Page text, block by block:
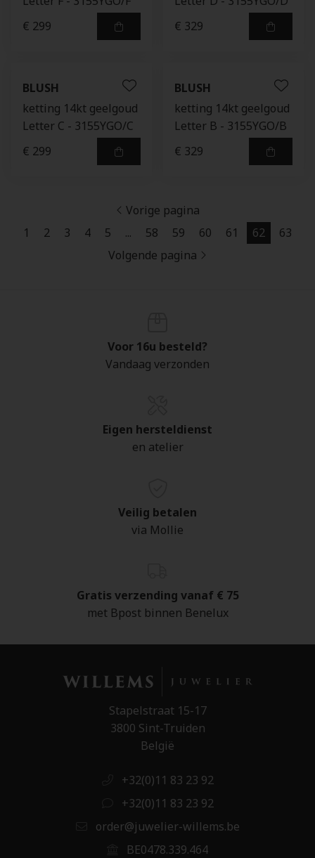
€ 299
€ 329
BLUSH
ketting 14kt geelgoud
Letter C - 3155YGO/C
€ 299
BLUSH
ketting 14kt geelgoud
Letter B - 3155YGO/B
€ 329
Vorige pagina
1
2 3 4 5 ... 58 59 60 61 62
63
Volgende pagina
Voor 16u besteld?
Vandaag verzonden
Eigen hersteldienst
en atelier
Veilig betalen
via Mollie
Gratis verzending vanaf € 75
met Bpost binnen Benelux
Stapelstraat 15-17
3800 Sint-Truiden
België
+32(0)11 83 23 92
+32(0)11 83 23 92
order@juwelier-willems.be
BE0478.339.464